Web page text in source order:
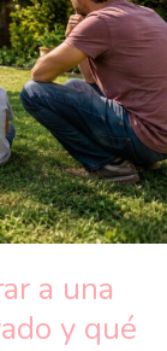
a una
y qué